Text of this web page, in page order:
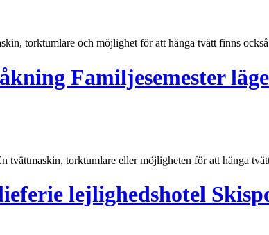
torktumlare och möjlighet för att hänga tvätt finns
Familjesemester
torktumlare eller möjligheten för att hänga
lejlighedshotel